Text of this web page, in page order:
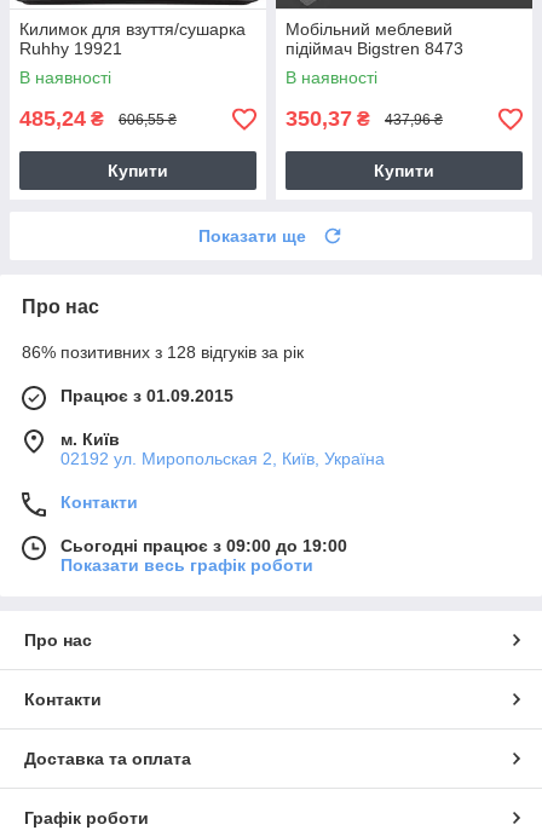
Килимок для взуття/сушарка
Ruhhy 19921
В наявності
485,24 ₴ 606,55 ₴
Купити
Мобільний меблевий
підіймач Bigstren 8473
В наявності
350,37 ₴ 437,96 ₴
Купити
Показати ще
Про нас
86% позитивних з 128 відгуків за рік
Працює з 01.09.2015
м. Київ
02192 ул. Миропольская 2, Київ, Україна
Контакти
Сьогодні працює з 09:00 до 19:00
Показати весь графік роботи
Про нас
Контакти
Доставка та оплата
Графік роботи